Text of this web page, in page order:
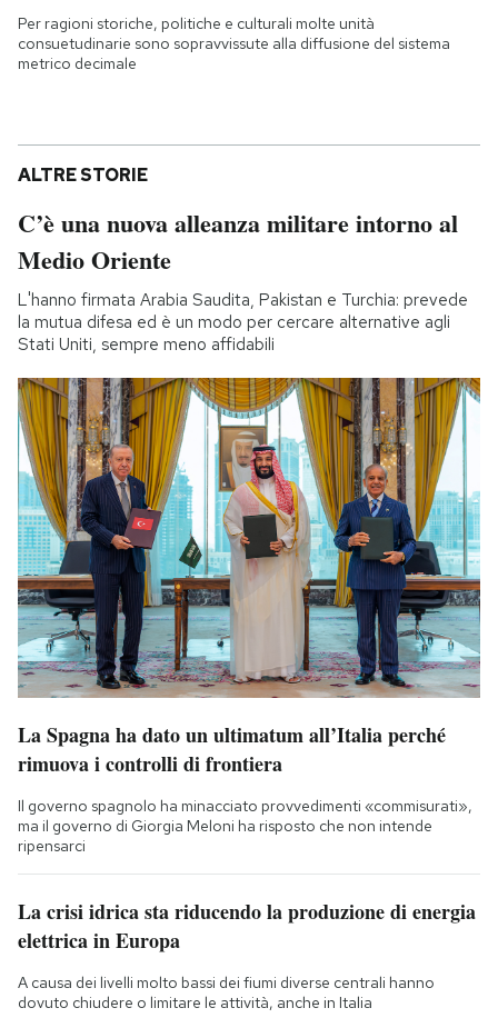
Per ragioni storiche, politiche e culturali molte unità
consuetudinarie sono sopravvissute alla diffusione del sistema
metrico decimale
ALTRE STORIE
C’è una nuova alleanza militare intorno al
Medio Oriente
L'hanno firmata Arabia Saudita, Pakistan e Turchia: prevede
la mutua difesa ed è un modo per cercare alternative agli
Stati Uniti, sempre meno affidabili
La Spagna ha dato un ultimatum all’Italia perché
rimuova i controlli di frontiera
Il governo spagnolo ha minacciato provvedimenti «commisurati»,
ma il governo di Giorgia Meloni ha risposto che non intende
ripensarci
La crisi idrica sta riducendo la produzione di energia
elettrica in Europa
A causa dei livelli molto bassi dei fiumi diverse centrali hanno
dovuto chiudere o limitare le attività, anche in Italia